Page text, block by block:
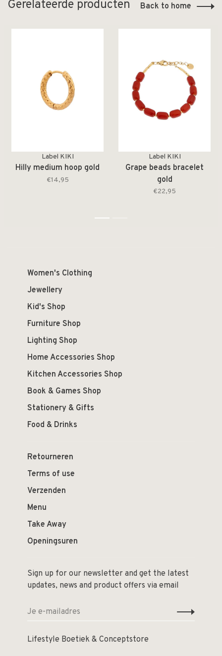
Gerelateerde producten Back to home
Label KIKI
Hilly medium hoop gold
€14,95
Label KIKI
Grape beads bracelet
gold
€22,95
1
Women's Clothing
Jewellery
Kid's Shop
Furniture Shop
Lighting Shop
Home Accessories Shop
Kitchen Accessories Shop
Book & Games Shop
Stationery & Gifts
Food & Drinks
Retourneren
Terms of use
Verzenden
Menu
Take Away
Openingsuren
Sign up for our newsletter and get the latest
updates, news and product offers via email
Lifestyle Boetiek & Conceptstore